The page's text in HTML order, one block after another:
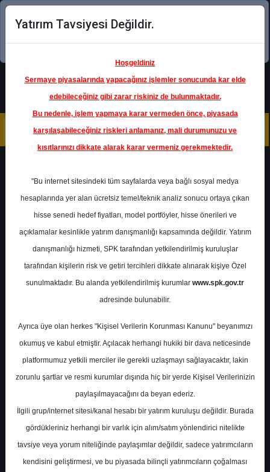
Şimdi uygulamayı indirin!
Ana Sayfa Raporlar
Şeker Yatırım
Rapor Detay
KCHOL - Hedef Fiyat ve
NAD
A- A+
Yatırım Tavsiyesi Değildir.
Hoşgeldiniz
Sermaye piyasalarında yapacağınız işlemler sonucunda kar elde
edebileceğiniz gibi zarar riskiniz de bulunmaktadır.
Bu nedenle, işlem yapmaya karar vermeden önce, piyasada
karşılaşabileceğiniz riskleri anlamanız, mali durumunuzu ve
kısıtlarınızı dikkate alarak karar vermeniz gerekmektedir.
"Bu internet sitesindeki tüm sayfalarda veya bağlı sosyal medya
hesaplarında yer alan ücretsiz temel/teknik analiz sonucu ortaya çıkan
hisse senedi hedef fiyatları, model portföyler, hisse önerileri ve
açıklamalar kesinlikle yatırım danışmanlığı kapsamında değildir. Yatırım
danışmanlığı hizmeti, SPK tarafından yetkilendirilmiş kuruluşlar
tarafından kişilerin risk ve getiri tercihleri dikkate alınarak kişiye Özel
sunulmaktadır. Bu alanda yetkilendirilmiş kurumlar www.spk.gov.tr
adresinde bulunabilir.
Ayrıca üye olan herkes "Kişisel Verilerin Korunması Kanunu" beyanımızı
okumuş ve kabul etmiştir. Açılacak herhangi hukiki bir dava neticesinde
platformumuz yetkili merciler ile gerekli uzlaşmayı sağlayacaktır, lakin
zorunlu şartlar ve resmi kurumlar dışında hiç bir yerde Kişisel Verilerinizin
paylaşılmayacağını da beyan ederiz.
İlgili grup/internet sitesi/kanal hesabı bir yatırım kuruluşu değildir. Burada
gördükleriniz herhangi bir varlık için alım/satım yönlendirici nitelikte
tavsiye veya yorum niteliğinde paylaşımlar değildir, sadece yatırımcıların
kendisini geliştirmesi, ve bu piyasada bilinçli yatırımcıların çoğalması